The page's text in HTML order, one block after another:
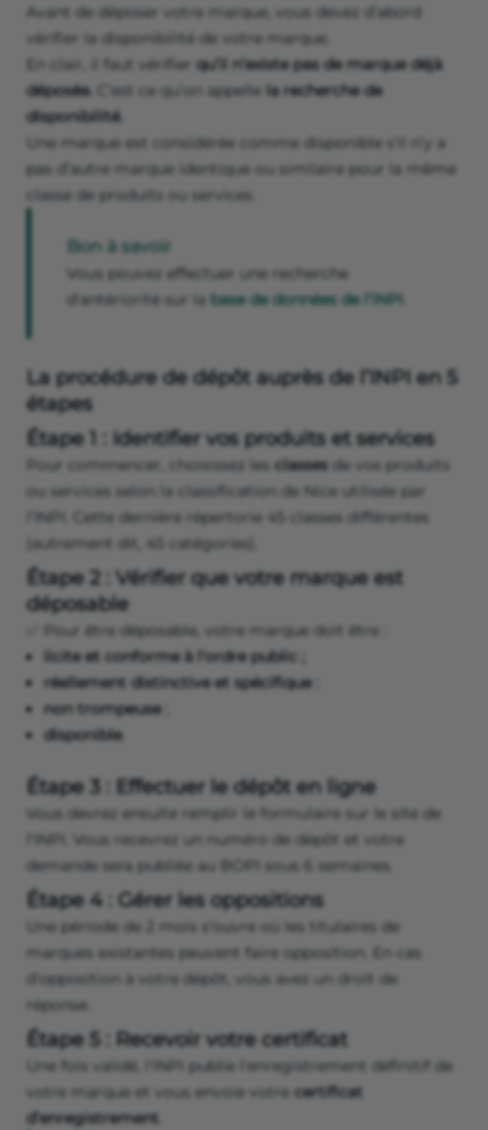
Avant de déposer votre marque, vous devez d’abord
vérifier la disponibilité de votre marque.
En clair, il faut vérifier qu’il n’existe pas de marque déjà
déposée.
C’est ce qu’on appelle la recherche de
disponibilité.
Une marque est considérée comme disponible s’il n’y a
pas d’autre marque identique ou similaire pour la même
classe de produits ou services.
Bon à savoir
Vous pouvez effectuer une recherche
d'antériorité sur la base de données de l’INPI
La procédure de dépôt auprès de l’INPI en 5
étapes
Étape 1 : Identifier vos produits et services
Pour commencer, choisissez les classes de vos produits
ou services selon la classification de Nice utilisée par
l’INPI. Cette dernière répertorie 45 classes différentes
(autrement dit, 45 catégories).
Étape 2 : Vérifier que votre marque est
déposable
✅ Pour être déposable, votre marque doit être :
licite et conforme à l'ordre public ;
réellement distinctive et spécifique;
non trompeuse;
disponible.
Étape 3 : Effectuer le dépôt en ligne
Vous devrez ensuite remplir le formulaire sur le site de
l'INPI. Vous recevrez un numéro de dépôt et votre
demande sera publiée au BOPI sous 6 semaines.
Étape 4 : Gérer les oppositions
Une période de 2 mois s'ouvre où les titulaires de
marques existantes peuvent faire opposition. En cas
d’opposition à votre dépôt, vous avez un droit de
réponse.
Étape 5 : Recevoir votre certificat
Une fois validé, l'INPI publie l'enregistrement définitif de
votre marque et vous envoie votre certificat
d’enregistrement